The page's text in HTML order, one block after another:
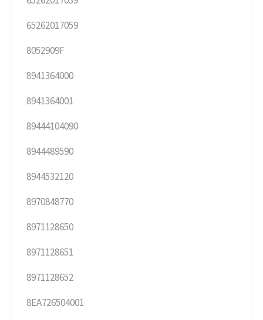
65262017059
8052909F
8941364000
8941364001
89444104090
8944489590
8944532120
8970848770
8971128650
8971128651
8971128652
8EA726504001